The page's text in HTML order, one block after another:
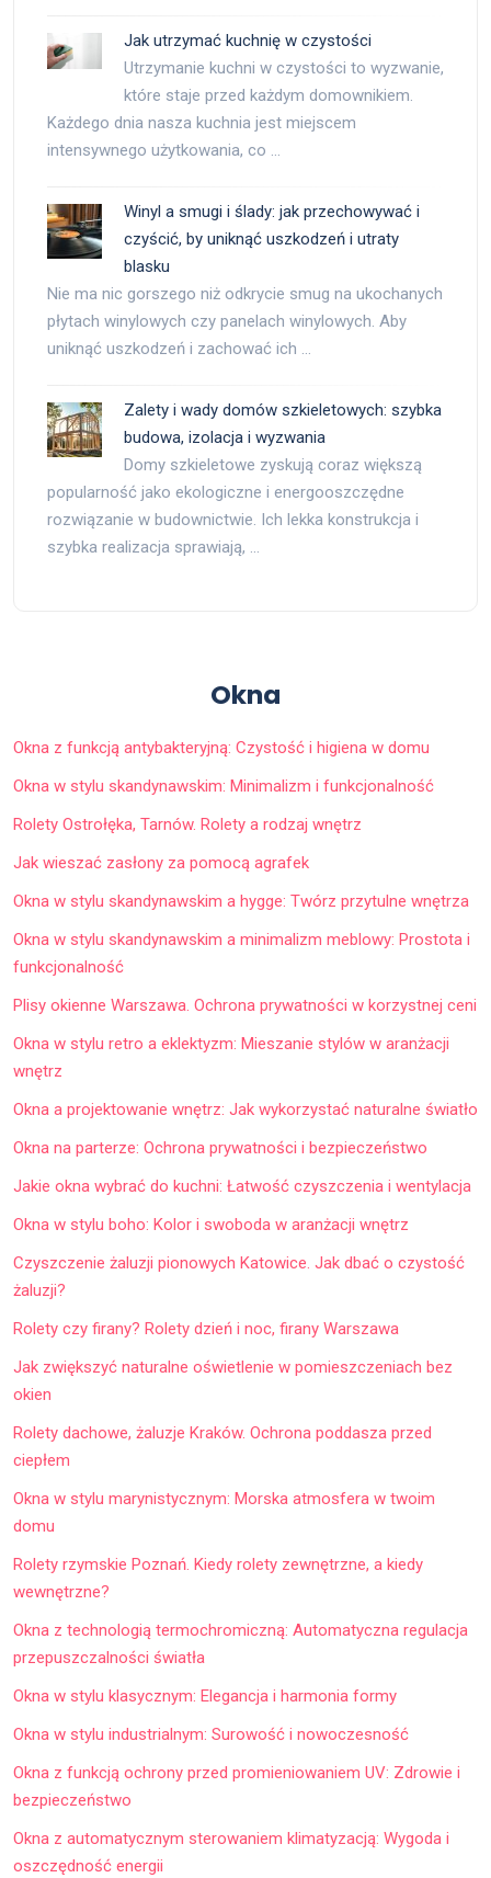
Jak utrzymać kuchnię w czystości
Utrzymanie kuchni w czystości to wyzwanie,
które staje przed każdym domownikiem.
Każdego dnia nasza kuchnia jest miejscem
intensywnego użytkowania, co …
Winyl a smugi i ślady: jak przechowywać i
czyścić, by uniknąć uszkodzeń i utraty
blasku
Nie ma nic gorszego niż odkrycie smug na ukochanych
płytach winylowych czy panelach winylowych. Aby
uniknąć uszkodzeń i zachować ich …
Zalety i wady domów szkieletowych: szybka
budowa, izolacja i wyzwania
Domy szkieletowe zyskują coraz większą
popularność jako ekologiczne i energooszczędne
rozwiązanie w budownictwie. Ich lekka konstrukcja i
szybka realizacja sprawiają, …
Okna
Okna z funkcją antybakteryjną: Czystość i higiena w domu
Okna w stylu skandynawskim: Minimalizm i funkcjonalność
Rolety Ostrołęka, Tarnów. Rolety a rodzaj wnętrz
Jak wieszać zasłony za pomocą agrafek
Okna w stylu skandynawskim a hygge: Twórz przytulne wnętrza
Okna w stylu skandynawskim a minimalizm meblowy: Prostota i
funkcjonalność
Plisy okienne Warszawa. Ochrona prywatności w korzystnej ceni
Okna w stylu retro a eklektyzm: Mieszanie stylów w aranżacji
wnętrz
Okna a projektowanie wnętrz: Jak wykorzystać naturalne światło
Okna na parterze: Ochrona prywatności i bezpieczeństwo
Jakie okna wybrać do kuchni: Łatwość czyszczenia i wentylacja
Okna w stylu boho: Kolor i swoboda w aranżacji wnętrz
Czyszczenie żaluzji pionowych Katowice. Jak dbać o czystość
żaluzji?
Rolety czy firany? Rolety dzień i noc, firany Warszawa
Jak zwiększyć naturalne oświetlenie w pomieszczeniach bez
okien
Rolety dachowe, żaluzje Kraków. Ochrona poddasza przed
ciepłem
Okna w stylu marynistycznym: Morska atmosfera w twoim
domu
Rolety rzymskie Poznań. Kiedy rolety zewnętrzne, a kiedy
wewnętrzne?
Okna z technologią termochromiczną: Automatyczna regulacja
przepuszczalności światła
Okna w stylu klasycznym: Elegancja i harmonia formy
Okna w stylu industrialnym: Surowość i nowoczesność
Okna z funkcją ochrony przed promieniowaniem UV: Zdrowie i
bezpieczeństwo
Okna z automatycznym sterowaniem klimatyzacją: Wygoda i
oszczędność energii